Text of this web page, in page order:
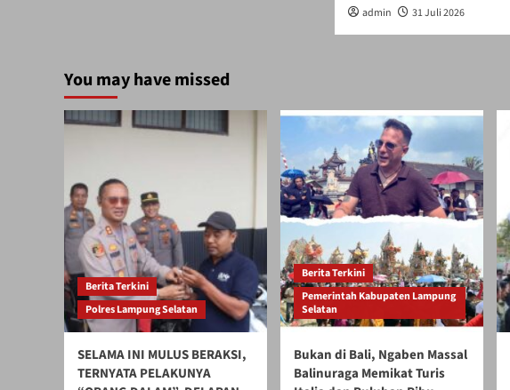
admin 31 Juli 2026
You may have missed
Berita Terkini
Polres Lampung Selatan
SELAMA INI MULUS BERAKSI,
TERNYATA PELAKUNYA
Berita Terkini
Pemerintah Kabupaten Lampung
Selatan
Bukan di Bali, Ngaben Massal
Balinuraga Memikat Turis